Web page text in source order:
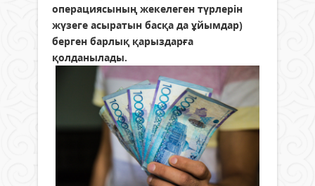
операциясының жекелеген түрлерін
жүзеге асыратын басқа да ұйымдар)
берген барлық қарыздарға
қолданылады.